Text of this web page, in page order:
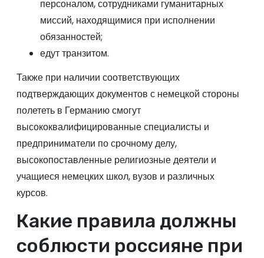
персоналом, сотрудниками гуманитарных
миссий, находящимися при исполнении
обязанностей;
едут транзитом.
Также при наличии соответствующих
подтверждающих документов с немецкой стороны
полететь в Германию смогут
высококвалифицированные специалисты и
предприниматели по срочному делу,
высокопоставленные религиозные деятели и
учащиеся немецких школ, вузов и различных
курсов.
Какие правила должны
соблюсти россияне при